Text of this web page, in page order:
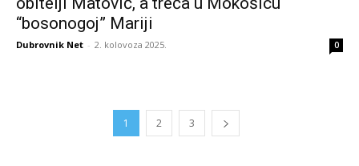
“bosonogoj” Mariji
Dubrovnik Net - 2. kolovoza 2025. 0
1 2 3